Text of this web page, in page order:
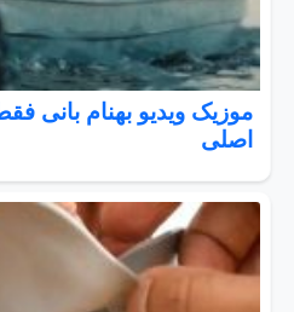
موزیک ویدیو بهنام بانی
اصلی